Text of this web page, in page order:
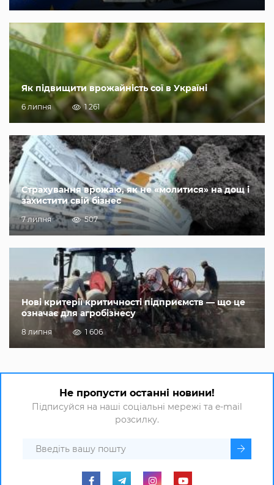
Як підвищити врожайність сої в Україні
6 липня 1 261
Страхування врожаю, як не «молитися» на дощ і
захистити свій бізнес
7 липня 507
Нові критерії критичності підприємств — що це
означає для агробізнесу
8 липня 1 606
Не пропусти останні новини!
Підписуйся на наші соціальні мережі та e-mail
розсилку.